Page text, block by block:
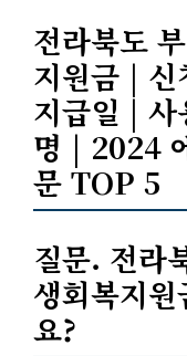
전라북도
지원금 |
지급일 |
명 | 2024
문 TOP 5
질문. 전라
생회복지
요?